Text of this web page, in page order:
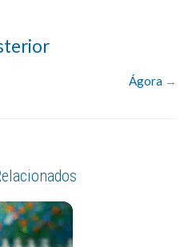
Ágora →